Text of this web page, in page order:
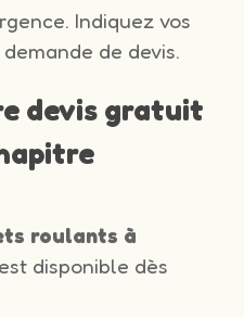
Indiquez vos
de devis.
devis gratuit
roulants à
est disponible dès